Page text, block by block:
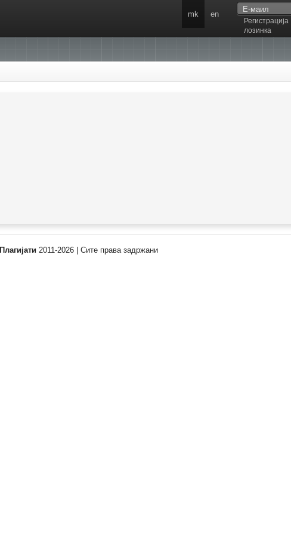
Регистрација
лозинка
mk en
Плагијати 2011-2026 | Сите права задржани